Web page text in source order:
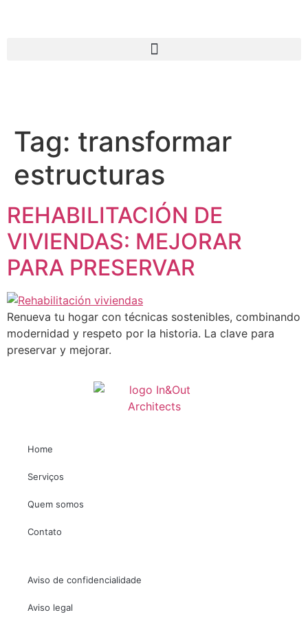
Tag: transformar
estructuras
REHABILITACIÓN DE
VIVIENDAS: MEJORAR
PARA PRESERVAR
Renueva tu hogar con técnicas sostenibles, combinando
modernidad y respeto por la historia. La clave para
preservar y mejorar.
Home
Serviços
Quem somos
Contato
Aviso de confidencialidade
Aviso legal
Necessário
não são
são
para o
Estadísticas